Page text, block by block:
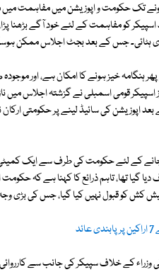
تک حکومت و اپوزیشن میں مفاہمت
اسپیکر کو مفاہمت کے لئے خود آگے
ہنگامہ خیز ہونے کا امکان ہے، اور
قومی اسمبلی نے گزشتہ اجلاس میں
کی سائیڈ لینے پر حکومتی ارکان
کے لئے حکومت کی طرف سے ایک
گیا تھا، تاہم ذرائع کا کہنا ہے کہ
کش کو قبول نہیں کیا گیا، جس کی بڑی
وزراء کے خلاف سپیکر کی جانب سے